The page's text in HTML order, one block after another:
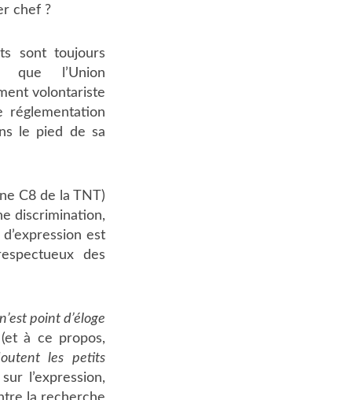
chef ?
sont toujours
l’Union
volontariste
réglementation
le pied de sa
C8 de la TNT)
discrimination,
est
des
point d’éloge
à ce propos,
les petits
l’expression,